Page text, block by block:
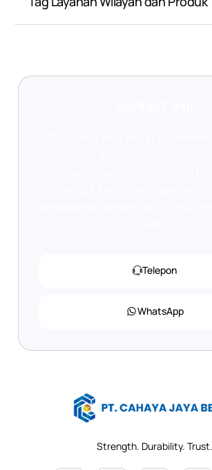
Telepon
WhatsApp
Strength. Durability. Trust.